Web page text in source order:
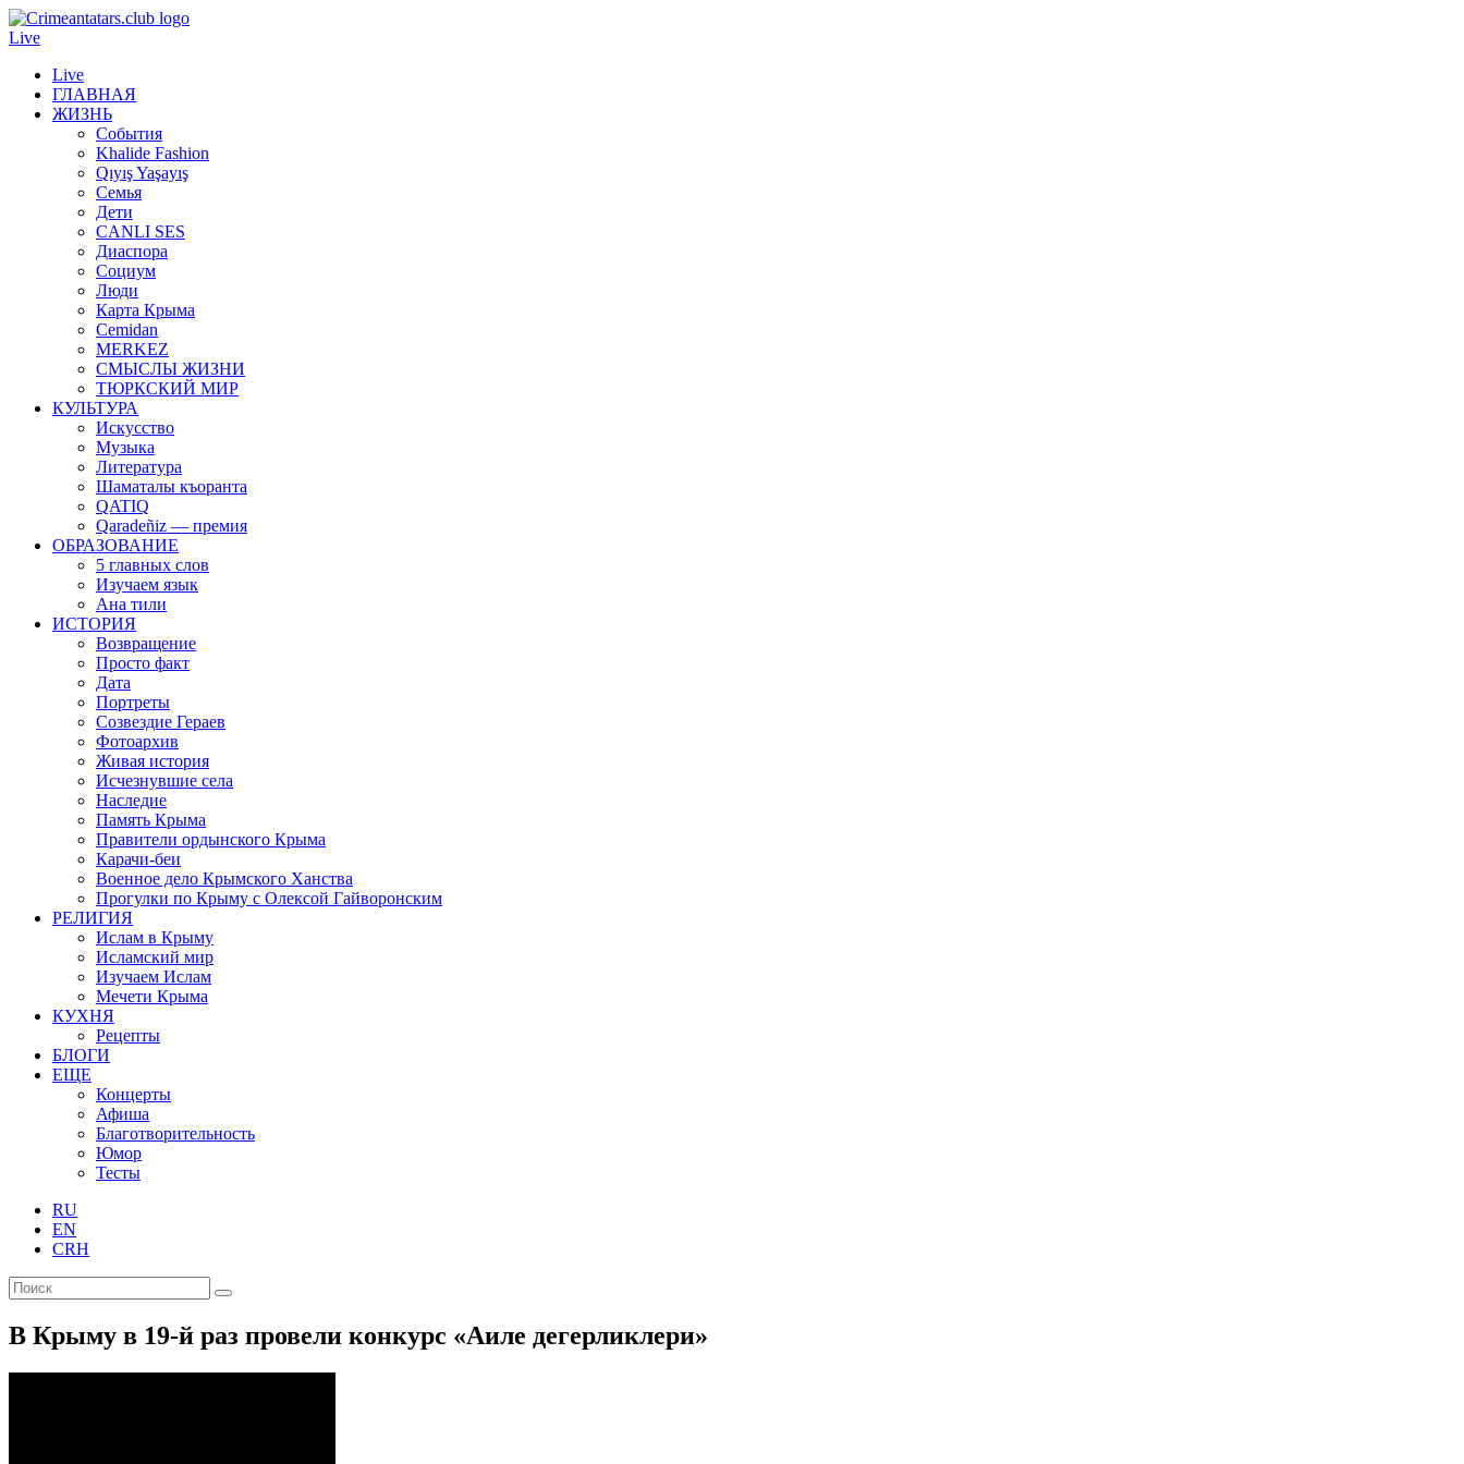
Live
Live
ГЛАВНАЯ
ЖИЗНЬ
События
Khalide Fashion
Qıyış Yaşayış
Семья
Дети
CANLI SES
Диаспора
Социум
Люди
Карта Крыма
Cemidan
МERKEZ
СМЫСЛЫ ЖИЗНИ
ТЮРКСКИЙ МИР
КУЛЬТУРА
Искусство
Музыка
Литература
Шаматалы къоранта
QATIQ
Qaradeñiz — премия
ОБРАЗОВАНИЕ
5 главных слов
Изучаем язык
Ана тили
ИСТОРИЯ
Возвращение
Просто факт
Дата
Портреты
Созвездие Гераев
Фотоархив
Живая история
Исчезнувшие села
Наследие
Память Крыма
Правители ордынского Крыма
Карачи-беи
Военное дело Крымского Ханства
Прогулки по Крыму с Олексой Гайворонским
РЕЛИГИЯ
Ислам в Крыму
Исламский мир
Изучаем Ислам
Мечети Крыма
КУХНЯ
Рецепты
БЛОГИ
ЕЩЕ
Концерты
Афиша
Благотворительность
Юмор
Тесты
RU
EN
CRH
В Крыму в 19-й раз провели конкурс «Аиле дегерликлери»